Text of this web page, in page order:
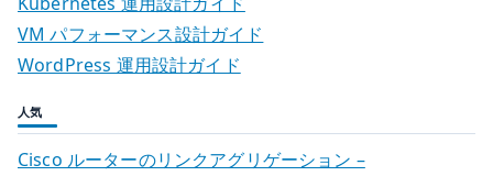
ン
VM パフォーマンス設計ガイド
WordPress 運用設計ガイド
人気
Cisco ルーターのリンクアグリゲーション –